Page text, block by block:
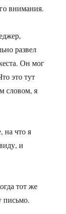
внимания.
развел
Он мог
это тут
словом, я
на что я
и
тот же
письмо.